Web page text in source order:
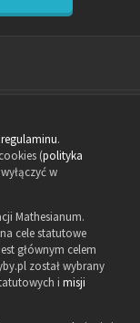
regulaminu.
(polityka
w
Mathesianum.
cele statutowe
głównym celem
został wybrany
i misji